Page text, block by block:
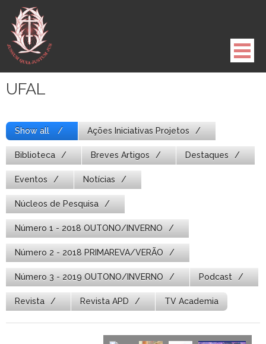
para
conteúdo
UFAL
Show all Ações Iniciativas Projetos
Biblioteca Breves Artigos Destaques
Eventos Notícias
Núcleos de Pesquisa
Número 1 - 2018 OUTONO/INVERNO
Número 2 - 2018 PRIMAREVA/VERÃO
Número 3 - 2019 OUTONO/INVERNO Podcast
Revista Revista APD TV Academia